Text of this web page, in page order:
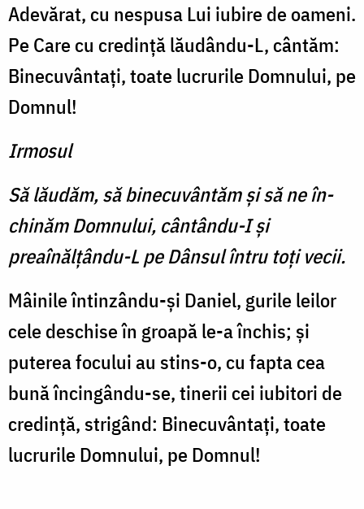
Adevărat, cu nespusa Lui iubire de oameni.
Pe Care cu credinţă lăudându-L, cântăm:
Binecu­vântaţi, toate lucrurile Domnu­lui, pe
Domnul!
Irmosul
Să lăudăm, să binecuvântăm şi să ne în­
chinăm Domnului, cântându-I şi
preaînălţându-L pe Dânsul întru toţi vecii.
Mâinile întinzându-şi Da­niel, gurile leilor
cele deschise în groapă le-a închis; şi
puterea focului au stins-o, cu fapta cea
bună încingându-se, tinerii cei iubitori de
credinţă, strigând: Binecuvântaţi, toate
lucrurile Domnului, pe Domnul!